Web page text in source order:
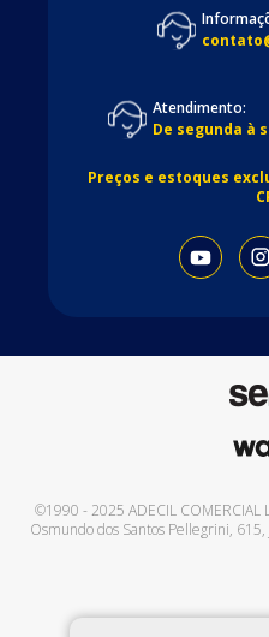
Atendimento:
De segunda à
Preços e estoques
©1990 - 2025 ADECIL COMERCIAL
Osmundo dos Santos Pellegrini, 615,